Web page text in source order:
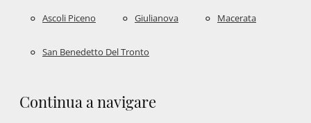
Ascoli Piceno Giulianova Macerata
San Benedetto Del Tronto
Continua a navigare